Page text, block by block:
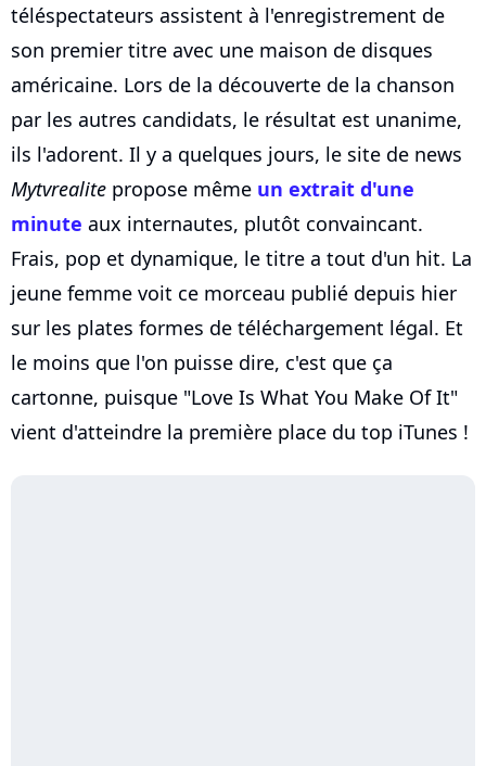
téléspectateurs assistent à l'enregistrement de
son premier titre avec une maison de disques
américaine. Lors de la découverte de la chanson
par les autres candidats, le résultat est unanime,
ils l'adorent. Il y a quelques jours, le site de news
Mytvrealite propose même un extrait d'une
minute aux internautes, plutôt convaincant.
Frais, pop et dynamique, le titre a tout d'un hit. La
jeune femme voit ce morceau publié depuis hier
sur les plates formes de téléchargement légal. Et
le moins que l'on puisse dire, c'est que ça
cartonne, puisque "Love Is What You Make Of It"
vient d'atteindre la première place du top iTunes !